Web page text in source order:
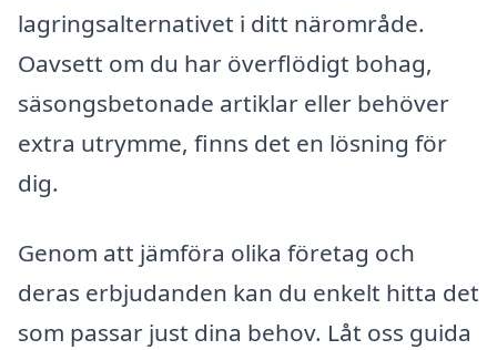
lagringsalternativet i ditt närområde.
Oavsett om du har överflödigt bohag,
säsongsbetonade artiklar eller behöver
extra utrymme, finns det en lösning för
dig.
Genom att jämföra olika företag och
deras erbjudanden kan du enkelt hitta det
som passar just dina behov. Låt oss guida